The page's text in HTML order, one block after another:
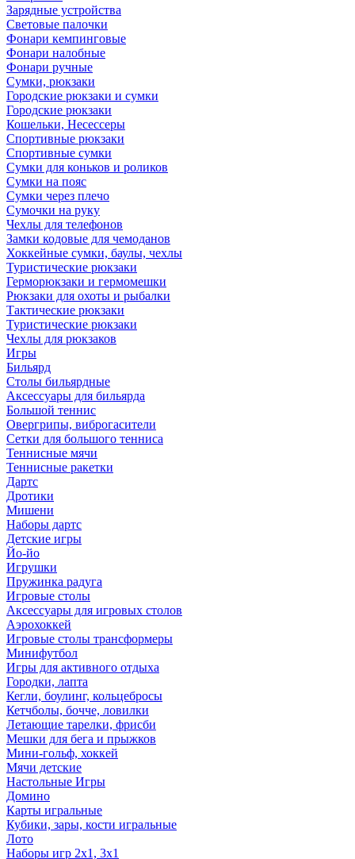
Зарядные устройства
Световые палочки
Фонари кемпинговые
Фонари налобные
Фонари ручные
Сумки, рюкзаки
Городские рюкзаки и сумки
Городские рюкзаки
Кошельки, Несессеры
Спортивные рюкзаки
Спортивные сумки
Сумки для коньков и роликов
Сумки на пояс
Сумки через плечо
Сумочки на руку
Чехлы для телефонов
Замки кодовые для чемоданов
Хоккейные сумки, баулы, чехлы
Туристические рюкзаки
Герморюкзаки и гермомешки
Рюкзаки для охоты и рыбалки
Тактические рюкзаки
Туристические рюкзаки
Чехлы для рюкзаков
Игры
Бильярд
Столы бильярдные
Аксессуары для бильярда
Большой теннис
Овергрипы, виброгасители
Сетки для большого тенниса
Теннисные мячи
Теннисные ракетки
Дартс
Дротики
Мишени
Наборы дартс
Детские игры
Йо-йо
Игрушки
Пружинка радуга
Игровые столы
Аксессуары для игровых столов
Аэрохоккей
Игровые столы трансформеры
Минифутбол
Игры для активного отдыха
Городки, лапта
Кегли, боулинг, кольцебросы
Кетчболы, бочче, ловилки
Летающие тарелки, фрисби
Мешки для бега и прыжков
Мини-гольф, хоккей
Мячи детские
Настольные Игры
Домино
Карты игральные
Кубики, зары, кости игральные
Лото
Наборы игр 2х1, 3х1